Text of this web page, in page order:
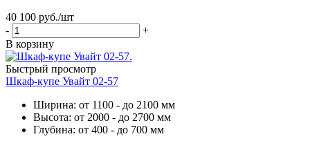
40 100 руб./шт
-
+
В корзину
Быстрый просмотр
Шкаф-купе Увайт 02-57
Ширина: от 1100 - до 2100 мм
Высота: от 2000 - до 2700 мм
Глубина: от 400 - до 700 мм